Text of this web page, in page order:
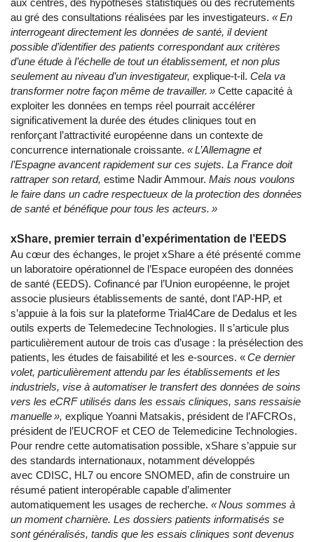
aux centres, des hypothèses statistiques ou des recrutements
au gré des consultations réalisées par les investigateurs. « En
interrogeant directement les données de santé, il devient
possible d’identifier des patients correspondant aux critères
d’une étude à l’échelle de tout un établissement, et non plus
seulement au niveau d’un investigateur, explique-t-il. Cela va
transformer notre façon même de travailler. » Cette capacité à
exploiter les données en temps réel pourrait accélérer
significativement la durée des études cliniques tout en
renforçant l’attractivité européenne dans un contexte de
concurrence internationale croissante. « L’Allemagne et
l’Espagne avancent rapidement sur ces sujets. La France doit
rattraper son retard, estime Nadir Ammour. Mais nous voulons
le faire dans un cadre respectueux de la protection des données
de santé et bénéfique pour tous les acteurs. »
xShare, premier terrain d’expérimentation de l’EEDS
Au cœur des échanges, le projet xShare a été présenté comme
un laboratoire opérationnel de l’Espace européen des données
de santé (EEDS). Cofinancé par l’Union européenne, le projet
associe plusieurs établissements de santé, dont l’AP-HP, et
s’appuie à la fois sur la plateforme Trial4Care de Dedalus et les
outils experts de Telemedecine Technologies. Il s’articule plus
particulièrement autour de trois cas d’usage : la présélection des
patients, les études de faisabilité et les e-sources. «Ce dernier
volet, particulièrement attendu par les établissements et les
industriels, vise à automatiser le transfert des données de soins
vers les eCRF utilisés dans les essais cliniques, sans ressaisie
manuelle », explique Yoanni Matsakis, président de l’AFCROs,
président de l’EUCROF et CEO de Telemedicine Technologies.
Pour rendre cette automatisation possible, xShare s’appuie sur
des standards internationaux, notamment développés
avec CDISC, HL7 ou encore SNOMED, afin de construire un
résumé patient interopérable capable d’alimenter
automatiquement les usages de recherche. « Nous sommes à
un moment charnière. Les dossiers patients informatisés se
sont généralisés, tandis que les essais cliniques sont devenus